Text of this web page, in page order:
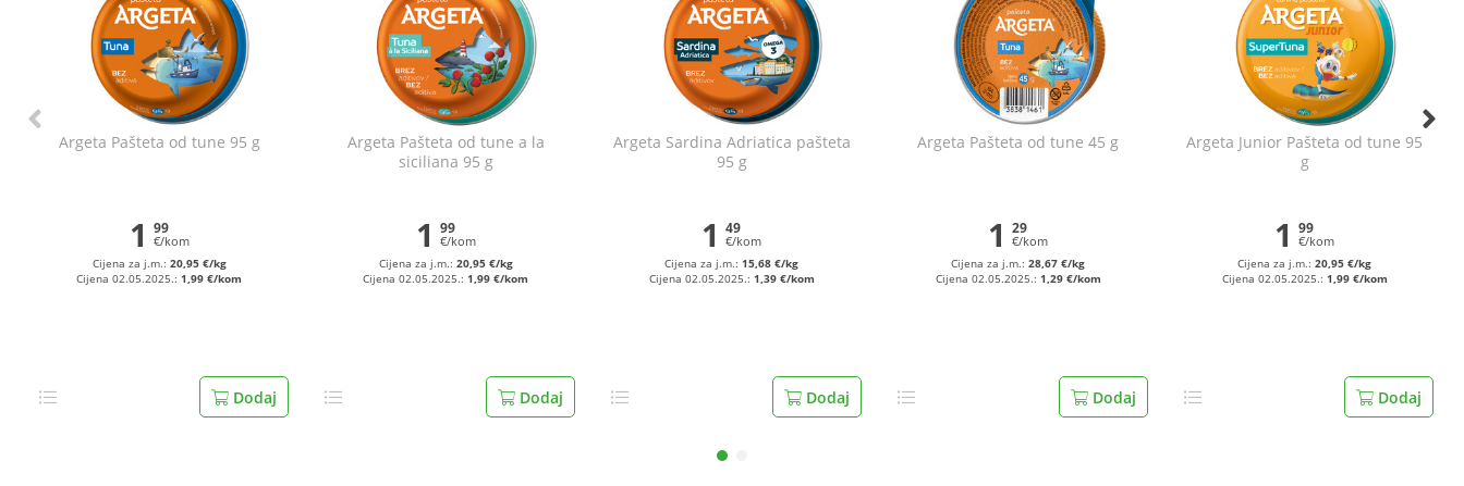
Argeta Pašteta od tune 95 g
1 99
€/kom
Cijena za j.m.: 20,95 €/kg
Cijena 02.05.2025.:1,99 €/kom
Dodaj
Argeta Pašteta od tune a la
siciliana 95 g
1 99
€/kom
Cijena za j.m.: 20,95 €/kg
Cijena 02.05.2025.:1,99 €/kom
Dodaj
Argeta Sardina Adriatica pašteta
95 g
1 49
€/kom
Cijena za j.m.:15,68 €/kg
Cijena 02.05.2025.: 1,39 €/kom
Dodaj
Argeta Pašteta od tune 45 g
1 29
€/kom
Cijena za j.m.:28,67 €/kg
Cijena 02.05.2025.: 1,29 €/kom
Dodaj
Argeta Junior Pašteta od tune 95
g
1 99
€/kom
Cijena za j.m.:20,95 €/kg
Cijena 02.05.2025.: 1,99 €/kom
Dodaj